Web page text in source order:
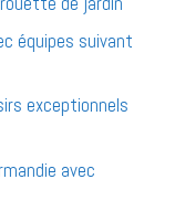
équipes suivant
exceptionnels
avec